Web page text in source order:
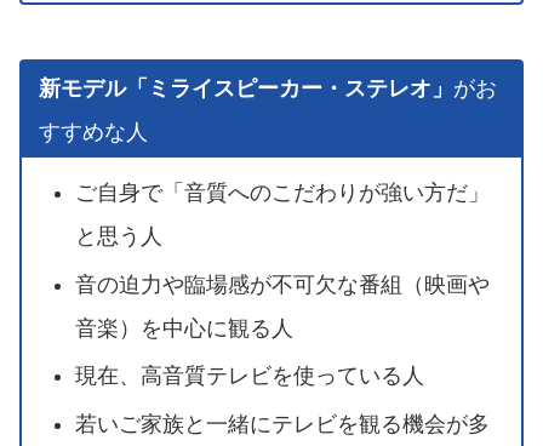
新モデル「ミライスピーカー・ステレオ」 がお
すすめな人
ご自身で「音質へのこだわりが強い方だ」
と思う人
音の迫力や臨場感が不可欠な番組（映画や
音楽）を中心に観る人
現在、高音質テレビを使っている人
若いご家族と一緒にテレビを観る機会が多